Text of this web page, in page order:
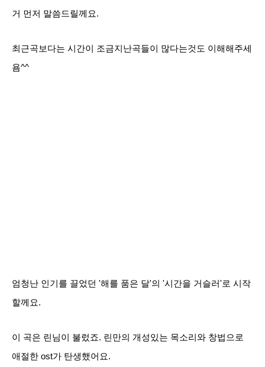
거 먼저 말씀드릴께요.
최근곡보다는 시간이 조금지난곡들이 많다는것도 이해해주세
욤^^
엄청난 인기를 끌었던 '해를 품은 달'의 '시간을 거슬러'로 시작
할께요.
이 곡은 린님이 불렀죠. 린만의 개성있는 목소리와 창법으로
애절한 ost가 탄생했어요.